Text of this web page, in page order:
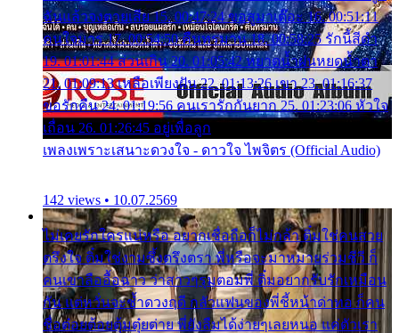
ฉันแล้วจงตายเสีย 15. 00:47:24 ขอสูมาเต๊อะ 16. 00:51:11
คนใจมาร 17. 00:54:50 คืนทรมาน 18. 00:58:25 รักนี้สีดำ
19. 01:01:44 ส่วนเกิน 20. 01:05:42 หยาดน้ำฝนหยดน้ำตา
21. 01:09:13 เหลือเพียงฝัน 22. 01:13:26 เขา 23. 01:16:37
ขอรักคืน 24. 01:19:56 คนเรารักกันยาก 25. 01:23:06 หัวใจ
เถื่อน 26. 01:26:45 อยู่เพื่อลูก
เพลงเพราะเสนาะดวงใจ - ดาวใจ ไพจิตร (Official Audio)
142 views • 10.07.2569
ไม่เคยรักใครแน่หรือ อยากเชื่อถือก็ไม่กล้า ติ๋มใช่คนสวย
ตรึงใจ ติ๋มใช่งามซึ้งตรึงตรา พี่หรือจะมาหมายร่วมชีวี ก็
คนเขาลืออื้อฉาว ว่าสาวๆรุมตอมพี่ ติ๋มอยากรับรักเหมือน
กัน แต่หวั่นจะช้ำดวงฤดี กลัวแฟนของพี่ชี้หน้าด่าทอ ก็คน
ชื่อต๋อยต้อยตุ้มตุ๋ยต่าย พี่ยังลืมได้ง่ายๆเลยหนอ แค่ตัวเรา